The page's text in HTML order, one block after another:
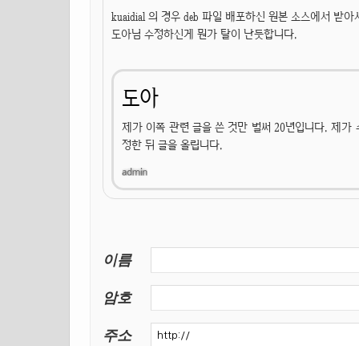
kuaidial 의 경우 deb 파일 배포하신 원본 소스에서 받
도아님 수정하신게 뭔가 탈이 난듯합니다.
도아
제가 이쪽 관련 글을 쓴 것만 벌써 20년입니다. 제가
정한 뒤 글을 올립니다.
이름
암호
주소